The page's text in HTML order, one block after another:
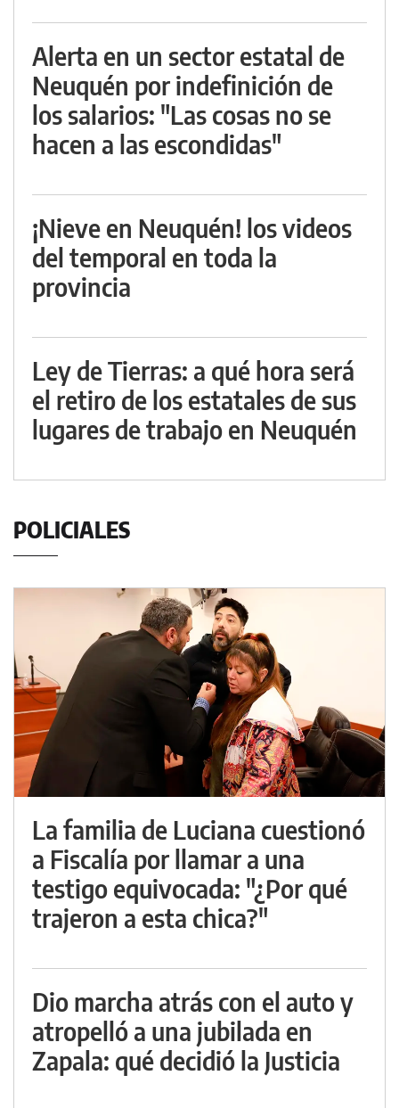
Alerta en un sector estatal de
Neuquén por indefinición de
los salarios: "Las cosas no se
hacen a las escondidas"
¡Nieve en Neuquén! los videos
del temporal en toda la
provincia
Ley de Tierras: a qué hora será
el retiro de los estatales de sus
lugares de trabajo en Neuquén
POLICIALES
La familia de Luciana cuestionó
a Fiscalía por llamar a una
testigo equivocada: "¿Por qué
trajeron a esta chica?"
Dio marcha atrás con el auto y
atropelló a una jubilada en
Zapala: qué decidió la Justicia